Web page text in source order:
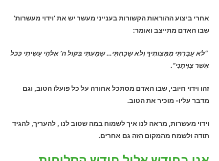
אחרי ביצוע ההוראות הקשורות בענייני מעשר יש את ‘וידוי מעשרות’
שבו האדם מתייצב ואומר:
“לֹא עָבַרְתִּי מִמִּצְוֹתֶיךָ וְלֹא שָׁכָחְתִּי… שָׁמַעְתִּי בְּקוֹל ה’ אֱלֹהָי עָשִׂיתִי כְּכֹל
אֲשֶׁר צִוִּיתָנִי”.
זהו וידוי חיובי, שבו האדם מסתכל אחורה על כל פועלו הטוב, וגם
מדבר עליו- מוכיר את הטוב.
וידוי מעשרות, מראה לנו איך לשמוח במה שטוב לנו , להעריך, להגיד
תודה ולשמח מהמקום הזה גם אחרים.